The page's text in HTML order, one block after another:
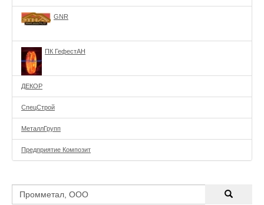
GNR
ПК ГефестАН
ДЕКОР
СпецСтрой
МеталлГрупп
Предприятие Композит